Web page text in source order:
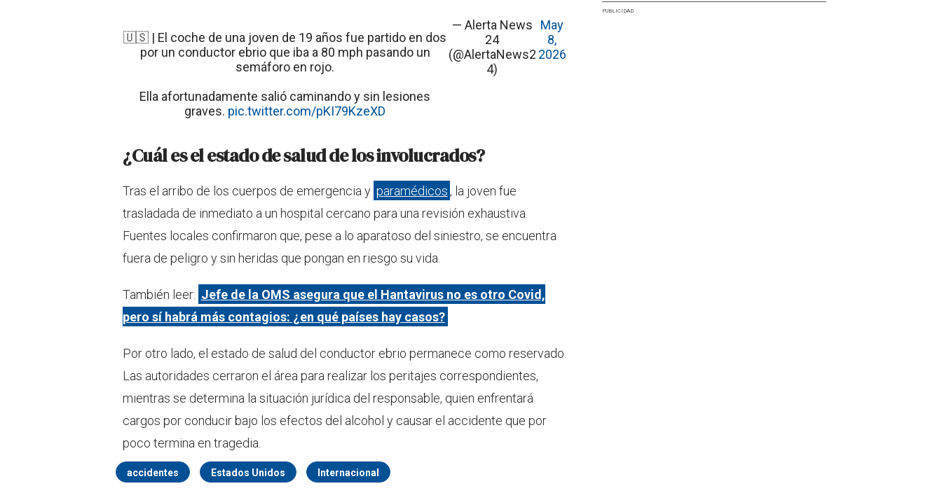
🇺🇸 | El coche de una joven de 19 años fue partido en dos
por un conductor ebrio que iba a 80 mph pasando un
semáforo en rojo.
Ella afortunadamente salió caminando y sin lesiones
graves. pic.twitter.com/pKI79KzeXD
— Alerta News
24
(@AlertaNews2
4)
May
8,
2026
¿Cuál es el estado de salud de los involucrados?
Tras el arribo de los cuerpos de emergencia y paramédicos, la joven fue
trasladada de inmediato a un hospital cercano para una revisión exhaustiva.
Fuentes locales confirmaron que, pese a lo aparatoso del siniestro, se encuentra
fuera de peligro y sin heridas que pongan en riesgo su vida.
También leer: Jefe de la OMS asegura que el Hantavirus no es otro Covid,
pero sí habrá más contagios: ¿en qué países hay casos?
Por otro lado, el estado de salud del conductor ebrio permanece como reservado.
Las autoridades cerraron el área para realizar los peritajes correspondientes,
mientras se determina la situación jurídica del responsable, quien enfrentará
cargos por conducir bajo los efectos del alcohol y causar el accidente que por
poco termina en tragedia.
accidentes Estados Unidos Internacional
PUBLICIDAD